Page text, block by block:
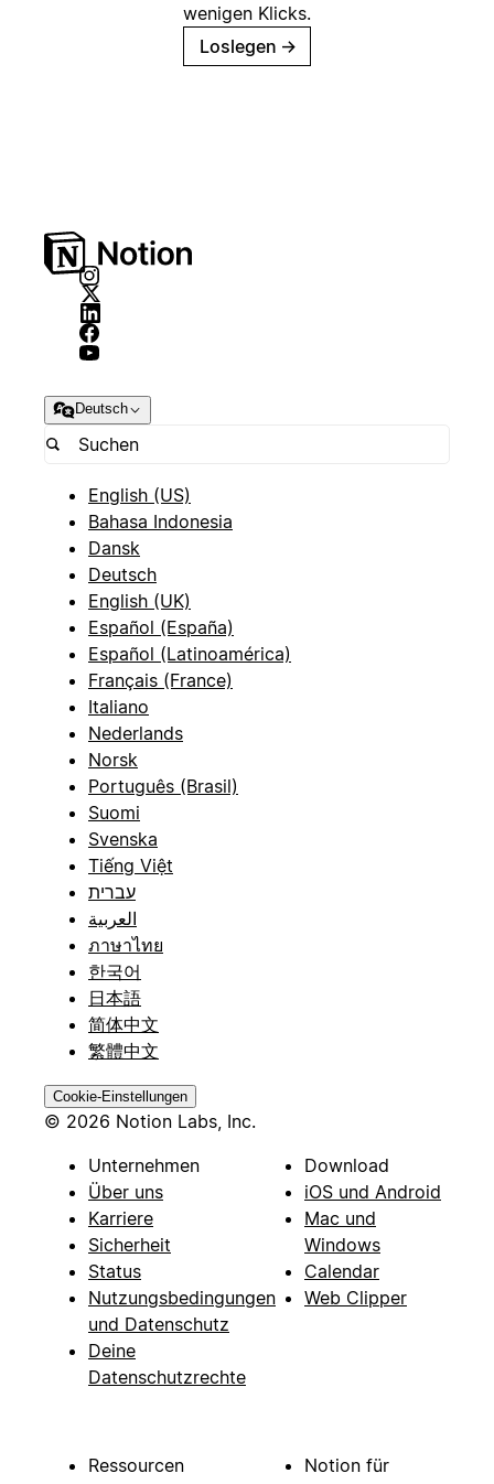
wenigen Klicks.
Loslegen →
Deutsch
English (US)
Bahasa Indonesia
Dansk
Deutsch
English (UK)
Español (España)
Español (Latinoamérica)
Français (France)
Italiano
Nederlands
Norsk
Português (Brasil)
Suomi
Svenska
Tiếng Việt
עברית
العربية
ภาษาไทย
한국어
日本語
简体中文
繁體中文
Cookie-Einstellungen
© 2026 Notion Labs, Inc.
Unternehmen
Über uns
Karriere
Sicherheit
Status
Nutzungsbedingungen
und Datenschutz
Deine
Datenschutzrechte
Download
iOS und Android
Mac und
Windows
Calendar
Web Clipper
Ressourcen
Notion für